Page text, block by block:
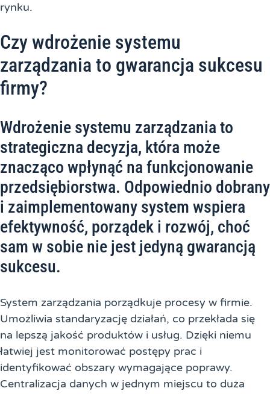
rynku.
Czy wdrożenie systemu
zarządzania to gwarancja sukcesu
firmy?
Wdrożenie systemu zarządzania to
strategiczna decyzja, która może
znacząco wpłynąć na funkcjonowanie
przedsiębiorstwa. Odpowiednio dobrany
i zaimplementowany system wspiera
efektywność, porządek i rozwój, choć
sam w sobie nie jest jedyną gwarancją
sukcesu.
System zarządzania porządkuje procesy w firmie.
Umożliwia standaryzację działań, co przekłada się
na lepszą jakość produktów i usług. Dzięki niemu
łatwiej jest monitorować postępy prac i
identyfikować obszary wymagające poprawy.
Centralizacja danych w jednym miejscu to duża